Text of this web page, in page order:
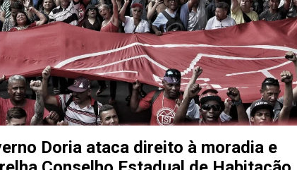
Doria ataca direito à moradia e